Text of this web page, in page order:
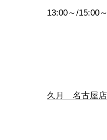
13:00～/15:00～
久月 名古屋店